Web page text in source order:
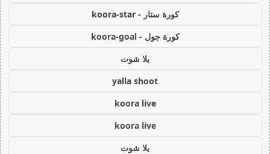
كورة ستار - koora-star
كورة جول - koora-goal
يلا شوت
yalla shoot
koora live
koora live
يلا شوت